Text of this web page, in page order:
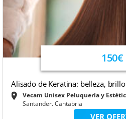
150€
Alisado de Keratina: belleza,
Vecam Unisex Peluquería y
Santander. Cantabria
VER